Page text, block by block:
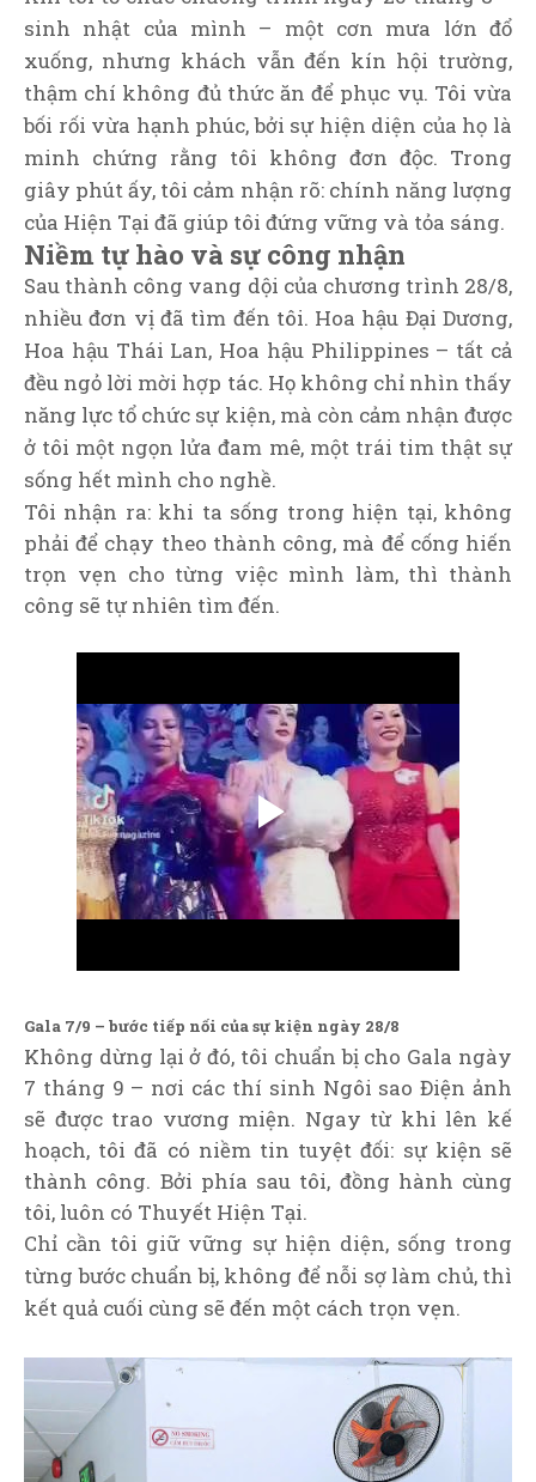
sinh nhật của mình – một cơn mưa lớn đổ
xuống, nhưng khách vẫn đến kín hội trường,
thậm chí không đủ thức ăn để phục vụ. Tôi vừa
bối rối vừa hạnh phúc, bởi sự hiện diện của họ là
minh chứng rằng tôi không đơn độc. Trong
giây phút ấy, tôi cảm nhận rõ: chính năng lượng
của Hiện Tại đã giúp tôi đứng vững và tỏa sáng.
Niềm tự hào và sự công nhận
Sau thành công vang dội của chương trình 28/8,
nhiều đơn vị đã tìm đến tôi. Hoa hậu Đại Dương,
Hoa hậu Thái Lan, Hoa hậu Philippines – tất cả
đều ngỏ lời mời hợp tác. Họ không chỉ nhìn thấy
năng lực tổ chức sự kiện, mà còn cảm nhận được
ở tôi một ngọn lửa đam mê, một trái tim thật sự
sống hết mình cho nghề.
Tôi nhận ra: khi ta sống trong hiện tại, không
phải để chạy theo thành công, mà để cống hiến
trọn vẹn cho từng việc mình làm, thì thành
công sẽ tự nhiên tìm đến.
Gala 7/9 – bước tiếp nối của sự kiện ngày 28/8
Không dừng lại ở đó, tôi chuẩn bị cho Gala ngày
7 tháng 9 – nơi các thí sinh Ngôi sao Điện ảnh
sẽ được trao vương miện. Ngay từ khi lên kế
hoạch, tôi đã có niềm tin tuyệt đối: sự kiện sẽ
thành công. Bởi phía sau tôi, đồng hành cùng
tôi, luôn có Thuyết Hiện Tại.
Chỉ cần tôi giữ vững sự hiện diện, sống trong
từng bước chuẩn bị, không để nỗi sợ làm chủ, thì
kết quả cuối cùng sẽ đến một cách trọn vẹn.